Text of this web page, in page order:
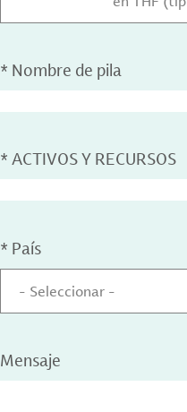
* Nombre de pila
*ACTIVOS Y RECURSOS
* País
- Seleccionar -
Mensaje